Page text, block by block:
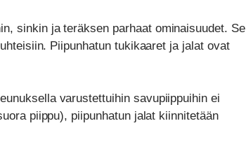
sinkin ja teräksen parhaat ominaisuudet. Se
Piipunhatun tukikaaret ja jalat ovat
varustettuihin savupiippuihin ei
piippu), piipunhatun jalat kiinnitetään